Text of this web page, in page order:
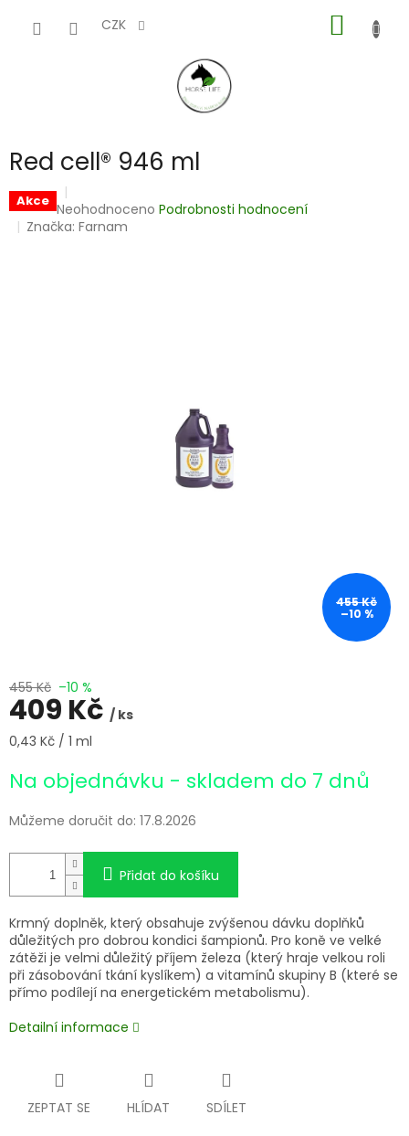
CZK
KOŠÍK
Red cell® 946 ml
Akce Průměrné
hodnocení
Neohodnoceno Podrobnosti hodnocení
Značka:Farnam
455 Kč
–10 %
455 Kč –10 %
409 Kč / ks
Měrná
0,43 Kč / 1 ml
Na objednávku - skladem do 7 dnů
Můžeme doručit do: 17.8.2026
Přidat do košíku
Krmný doplněk, který obsahuje zvýšenou dávku doplňků
důležitých pro dobrou kondici šampionů. Pro koně ve velké
zátěži je velmi důležitý příjem železa (který hraje velkou roli
při zásobování tkání kyslíkem) a vitamínů skupiny B (které se
přímo podílejí na energetickém metabolismu).
Detailní informace
ZEPTAT SE HLÍDAT SDÍLET